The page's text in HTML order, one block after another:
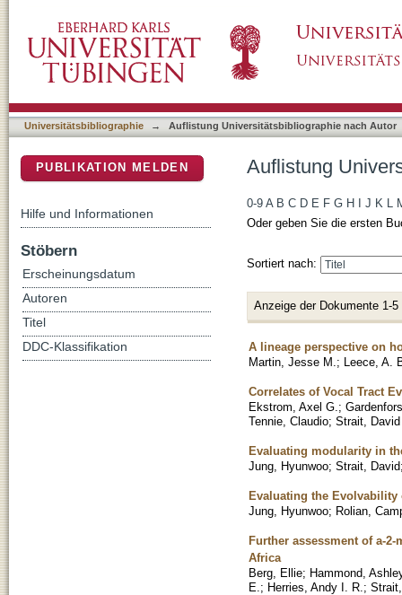
Universitätsbibliographie → Auflistung Universitätsbibliographie nach Autor
Auflistung
0-9 A B C D E F G H J K L
Oder geben Sie die ersten
Sortiert nach:
Anzeige der Dokumente 1-5
A lineage perspective on
Martin, Jesse M. ; Leece, A.
Correlates of Vocal Tract
Ekstrom, Axel G. ;
Tennie, Claudio; Strait,
Evaluating modularity in
Jung, Hyunwoo; Strait, David
Evaluating the Evolvability
Jung, Hyunwoo; Rolian,
Further assessment of a-
Africa
Berg, Ellie; Hammond,
E. ; Herries, Andy I. R. ;
PUBLIKATION MELDEN
Hilfe und Informationen
Stöbern
Erscheinungsdatum
Autoren
Titel
DDC-Klassifikation